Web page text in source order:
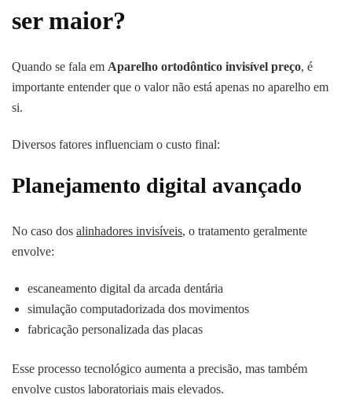
ser maior?
Quando se fala em Aparelho ortodôntico invisível preço, é
importante entender que o valor não está apenas no aparelho em
si.
Diversos fatores influenciam o custo final:
Planejamento digital avançado
No caso dos alinhadores invisíveis, o tratamento geralmente
envolve:
escaneamento digital da arcada dentária
simulação computadorizada dos movimentos
fabricação personalizada das placas
Esse processo tecnológico aumenta a precisão, mas também
envolve custos laboratoriais mais elevados.